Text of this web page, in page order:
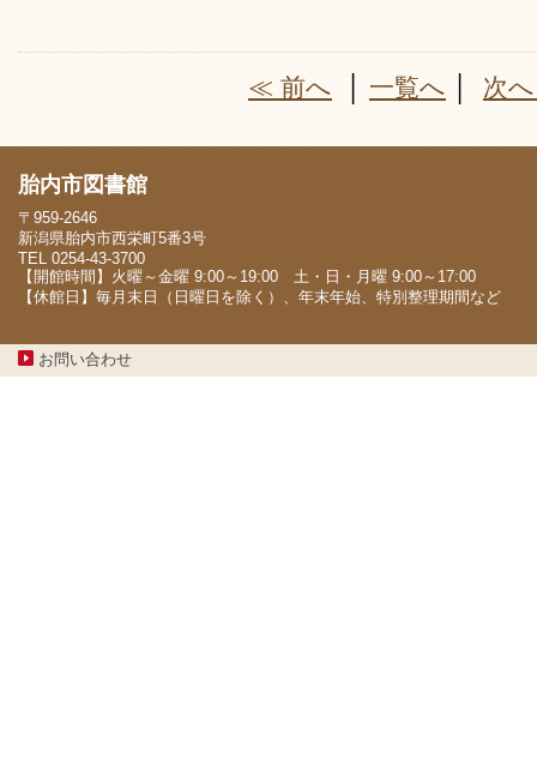
≪ 前へ 一覧へ 次
胎内市図書館
〒959-2646
新潟県胎内市西栄町5番3号
TEL 0254-43-3700
【開館時間】火曜～金曜 9:00～19:00 土・日・月曜 9:00～17:00
【休館日】毎月末日（日曜日を除く）、年末年始、特別整理期間など
お問い合わせ